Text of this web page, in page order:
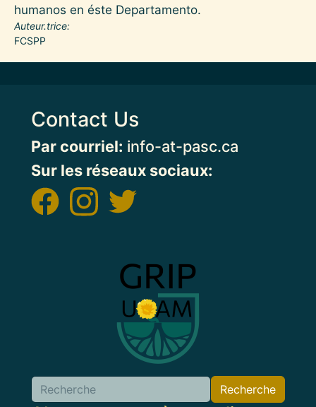
humanos en éste Departamento.
Auteur.trice
FCSPP
Contact Us
Par courriel: info-at-pasc.ca
Sur les réseaux sociaux:
Recherche